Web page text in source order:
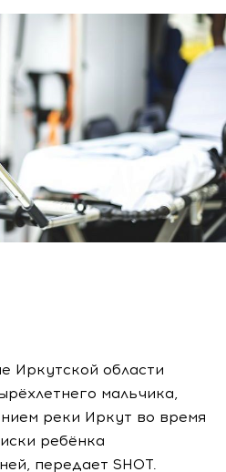
Иркутской области
мальчика,
реки Иркут во время
ребёнка
передает SHOT.